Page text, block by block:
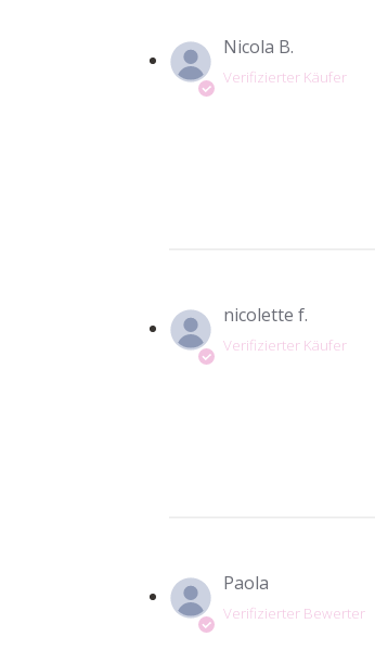
Nicola B.
Verifizierter Käufer
nicolette f.
Verifizierter Käufer
Paola
Verifizierter Bewerter